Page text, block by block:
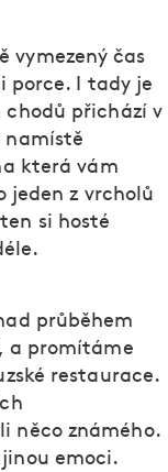
vymezený čas
porce. I tady je
chodů přichází v
namístě
která vám
jeden z vrcholů
si hosté
průběhem
a promítáme
restaurace.
něco známého.
emoci.